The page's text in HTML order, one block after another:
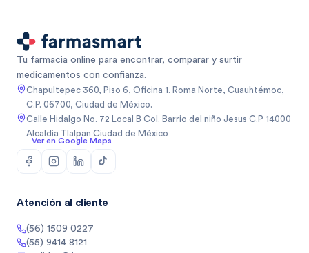
Tu farmacia online para encontrar, comparar y surtir
medicamentos con confianza.
Chapultepec 360, Piso 6, Oficina 1. Roma Norte, Cuauhtémoc,
C.P. 06700, Ciudad de México.
Calle Hidalgo No. 72 Local B Col. Barrio del niño Jesus C.P 14000
Alcaldia Tlalpan Ciudad de México
Ver en Google Maps
Atención al cliente
(56) 1509 0227
(55) 9414 8121